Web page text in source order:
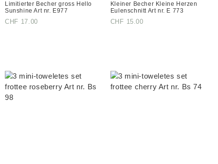
Limitierter Becher gross Hello
Sunshine Art nr. E977
CHF 17.00
Kleiner Becher Kleine Herzen
Eulenschnitt Art nr. E 773
CHF 15.00